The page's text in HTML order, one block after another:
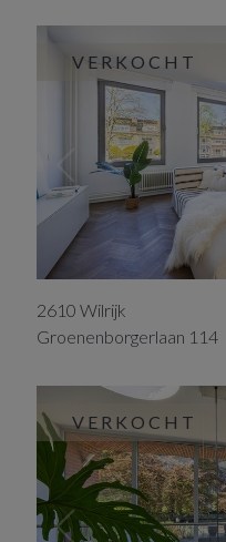
VERKOCHT
2610 Wilrijk
Groenenborgerlaan 114
VERKOCHT